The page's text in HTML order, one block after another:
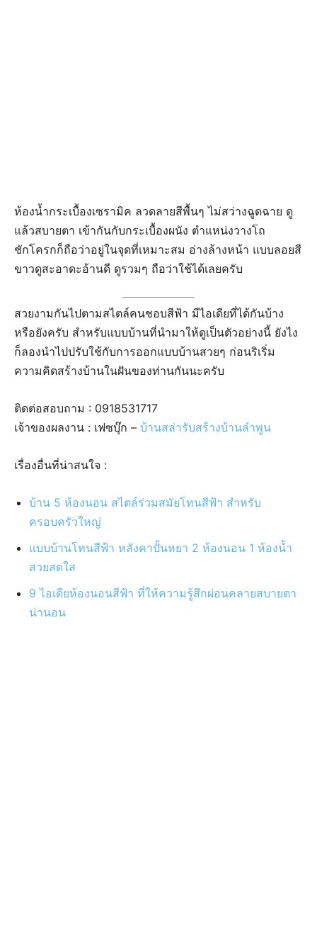
ห้องน้ำกระเบื้องเซรามิค ลวดลายสีพื้นๆ ไม่สว่างฉูดฉาย ดู
แล้วสบายตา เข้ากันกับกระเบื้องผนัง ตำแหน่งวางโถ
ชักโครกก็ถือว่าอยู่ในจุดที่เหมาะสม อ่างล้างหน้า แบบลอยสี
ขาวดูสะอาดะอ้านดี ดูรวมๆ ถือว่าใช้ได้เลยครับ
สวยงามกันไปตามสไตล์คนชอบสีฟ้า มีไอเดียที่ได้กันบ้าง
หรือยังครับ สำหรับแบบบ้านที่นำมาให้ดูเป็นตัวอย่างนี้ ยังไง
ก็ลองนำไปปรับใช้กับการออกแบบบ้านสวยๆ ก่อนริเริ่ม
ความคิดสร้างบ้านในฝันของท่านกันนะครับ
ติดต่อสอบถาม : 0918531717
เจ้าของผลงาน : เฟซบุ๊ก – บ้านสล่ารับสร้างบ้านลำพูน
เรื่องอื่นที่น่าสนใจ :
บ้าน 5 ห้องนอน สไตล์ร่วมสมัยโทนสีฟ้า สำหรับ
ครอบครัวใหญ่
แบบบ้านโทนสีฟ้า หลังคาปั้นหยา 2 ห้องนอน 1 ห้องน้ำ
สวยสดใส
9 ไอเดียห้องนอนสีฟ้า ที่ให้ความรู้สึกผ่อนคลายสบายตา
น่านอน